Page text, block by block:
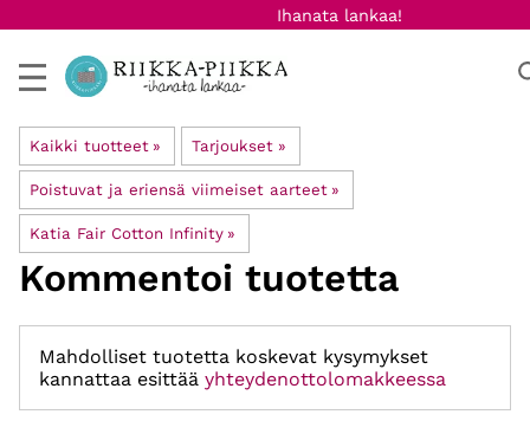
Ihanata lankaa!
Kaikki tuotteet ‪» Tarjoukset ‪»
Poistuvat ja eriensä viimeiset aarteet ‪»
Katia Fair Cotton Infinity ‪»
Kommentoi tuotetta
Mahdolliset tuotetta koskevat kysymykset
kannattaa esittää yhteydenottolomakkeessa